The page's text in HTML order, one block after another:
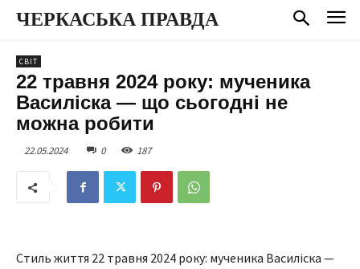
ЧЕРКАСЬКА ПРАВДА
СВІТ
22 травня 2024 року: мученика
Василіска — що сьогодні не
можна робити
22.05.2024 0 187
Стиль життя 22 травня 2024 року: мученика Василіска —